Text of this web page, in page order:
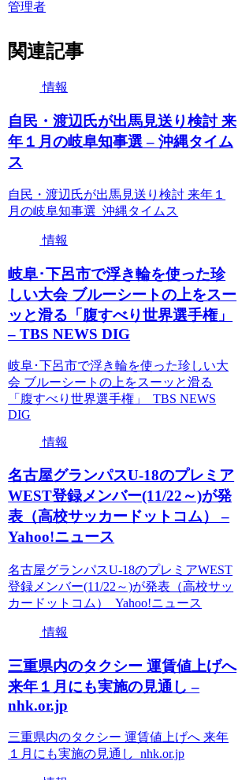
管理者
関連記事
情報
自民・渡辺氏が出馬見送り検討 来
年１月の岐阜知事選 – 沖縄タイム
ス
自民・渡辺氏が出馬見送り検討 来年１
月の岐阜知事選 沖縄タイムス
情報
岐阜･下呂市で浮き輪を使った珍
しい大会 ブルーシートの上をスー
ッと滑る「腹すべり世界選手権」
– TBS NEWS DIG
岐阜･下呂市で浮き輪を使った珍しい大
会 ブルーシートの上をスーッと滑る
「腹すべり世界選手権」 TBS NEWS
DIG
情報
名古屋グランパスU-18のプレミア
WEST登録メンバー(11/22～)が発
表（高校サッカードットコム） –
Yahoo!ニュース
名古屋グランパスU-18のプレミアWEST
登録メンバー(11/22～)が発表（高校サッ
カードットコム） Yahoo!ニュース
情報
三重県内のタクシー 運賃値上げへ
来年１月にも実施の見通し –
nhk.or.jp
三重県内のタクシー 運賃値上げへ 来年
１月にも実施の見通し nhk.or.jp